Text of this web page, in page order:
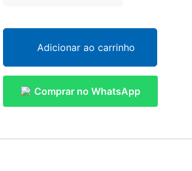
Adicionar ao carrinho
Comprar no WhatsApp